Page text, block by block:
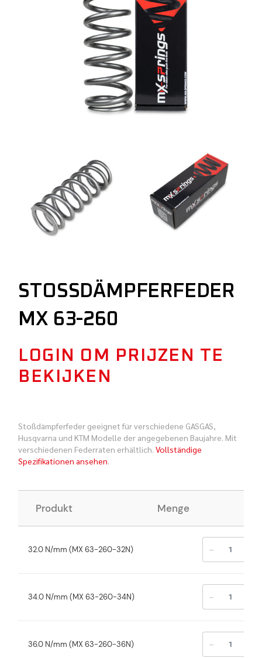
STOSSDÄMPFERFEDER M
X 63-260
LOGIN OM PRIJZEN TE
BEKIJKEN
Stoßdämpferfeder geeignet für verschiedene GASGAS,
Husqvarna und KTM Modelle der angegebenen Baujahre. Mit
verschiedenen Federraten erhältlich.Vollständige
Spezifikationen ansehen.
Produkt Menge
32.0 N/mm (MX 63-260-32N) -
34.0 N/mm (MX 63-260-34N) -
36.0 N/mm (MX 63-260-36N) -